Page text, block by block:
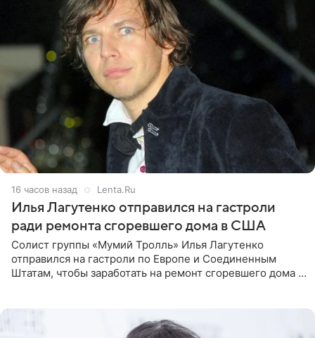
16 часов назад Lenta.Ru
Илья Лагутенко отправился на гастроли
ради ремонта сгоревшего дома в США
Солист группы «Мумий Тролль» Илья Лагутенко
отправился на гастроли по Европе и Соединенным
Штатам, чтобы заработать на ремонт сгоревшего дома в